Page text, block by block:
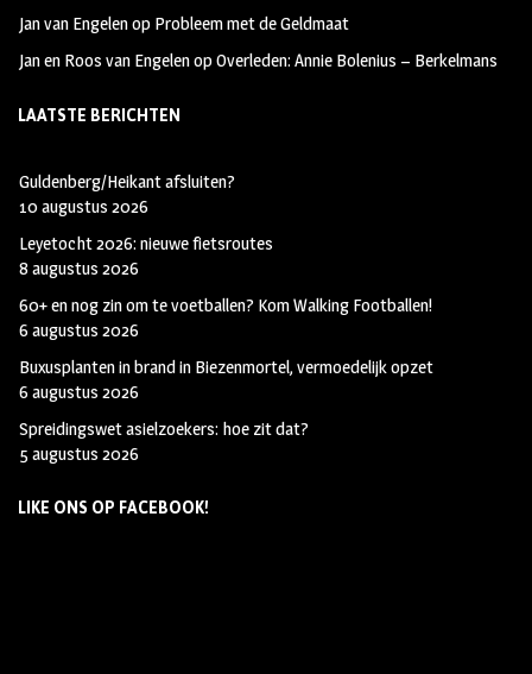
Jan van Engelenop Probleem met de Geldmaat
Jan en Roos van EngelenopOverleden: Annie Bolenius – Berkelmans
LAATSTE BERICHTEN
Guldenberg/Heikant afsluiten?
10 augustus 2026
Leyetocht 2026: nieuwe fietsroutes
8 augustus 2026
60+ en nog zin om te voetballen? Kom Walking Footballen!
6 augustus 2026
Buxusplanten in brand in Biezenmortel, vermoedelijk opzet
6 augustus 2026
Spreidingswet asielzoekers: hoe zit dat?
5 augustus 2026
LIKE ONS OP FACEBOOK!